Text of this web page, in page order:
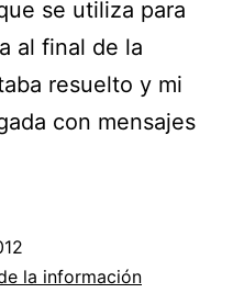
se utiliza para
al final de la
resuelto y mi
con mensajes
la información